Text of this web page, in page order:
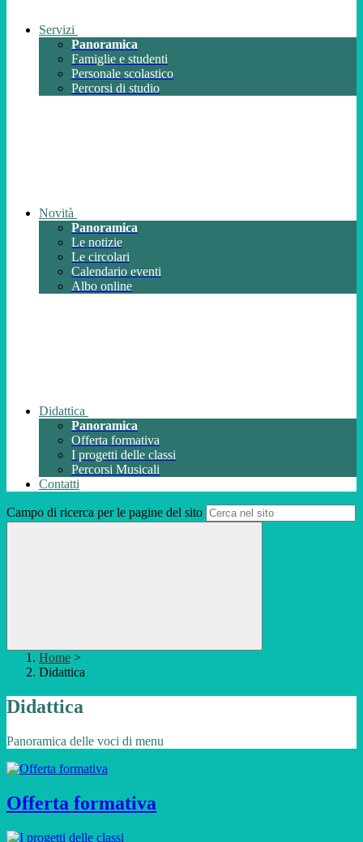
Servizi
Panoramica
Famiglie e studenti
Personale scolastico
Percorsi di studio
Novità
Panoramica
Le notizie
Le circolari
Calendario eventi
Albo online
Didattica
Panoramica
Offerta formativa
I progetti delle classi
Percorsi Musicali
Contatti
Campo di ricerca per le pagine del sito
Home >
Didattica
Didattica
Panoramica delle voci di menu
Offerta formativa